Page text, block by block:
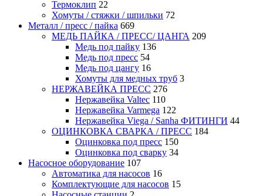
Термоклип 22
Хомуты / стяжки / шпильки 72
Металл / пресс / пайка 669
МЕДЬ ПАЙКА / ПРЕСС/ ЦАНГА 209
Медь под пайку 136
Медь под пресс 54
Медь под цангу 16
Хомуты для медных труб 3
НЕРЖАВЕЙКА ПРЕСС 276
Нержавейка Valtec 110
Нержавейка Varmega 122
Нержавейка Viega / Sanha ФИТИНГИ 44
ОЦИНКОВКА СВАРКА / ПРЕСС 184
Оцинковка под пресс 150
Оцинковка под сварку 34
Насосное оборудование 107
Автоматика для насосов 16
Комплектующие для насосов 15